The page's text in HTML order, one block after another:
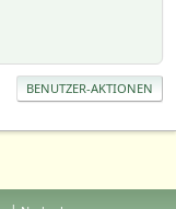
BENUTZER-AKTIONEN